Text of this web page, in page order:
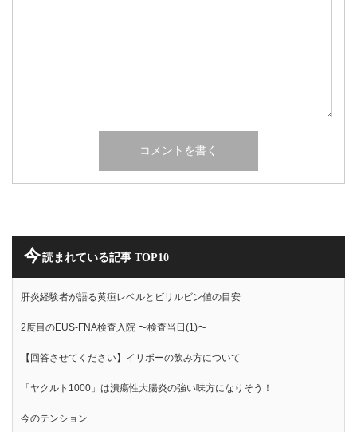
今読まれている記事 TOP10
肝炎経験者が語る黄疸レベルとビリルビン値の目安
2度目のEUS-FNA検査入院 〜検査当日(1)〜
【回答させてください】イリボーの飲み方について
「ヤクルト1000」は潰瘍性大腸炎の強い味方になりそう！
今のテンション